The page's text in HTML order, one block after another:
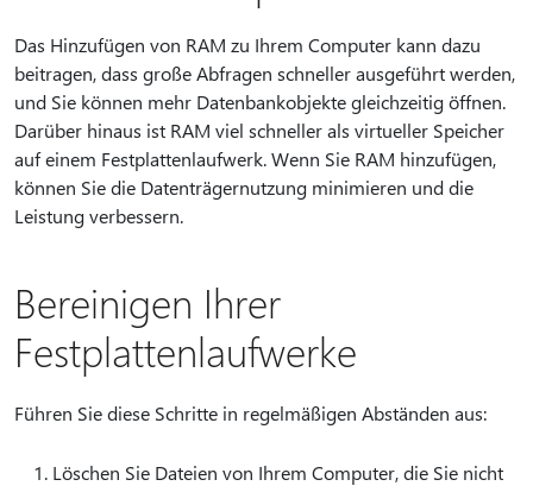
Das Hinzufügen von RAM zu Ihrem Computer kann dazu
beitragen, dass große Abfragen schneller ausgeführt werden,
und Sie können mehr Datenbankobjekte gleichzeitig öffnen.
Darüber hinaus ist RAM viel schneller als virtueller Speicher
auf einem Festplattenlaufwerk. Wenn Sie RAM hinzufügen,
können Sie die Datenträgernutzung minimieren und die
Leistung verbessern.
Bereinigen Ihrer
Festplattenlaufwerke
Führen Sie diese Schritte in regelmäßigen Abständen aus:
Löschen Sie Dateien von Ihrem Computer, die Sie nicht